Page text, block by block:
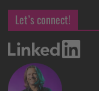
Let’s connect!